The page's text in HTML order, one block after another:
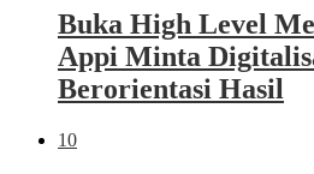
Buka High Level
Appi Minta
Berorientasi Hasil
10